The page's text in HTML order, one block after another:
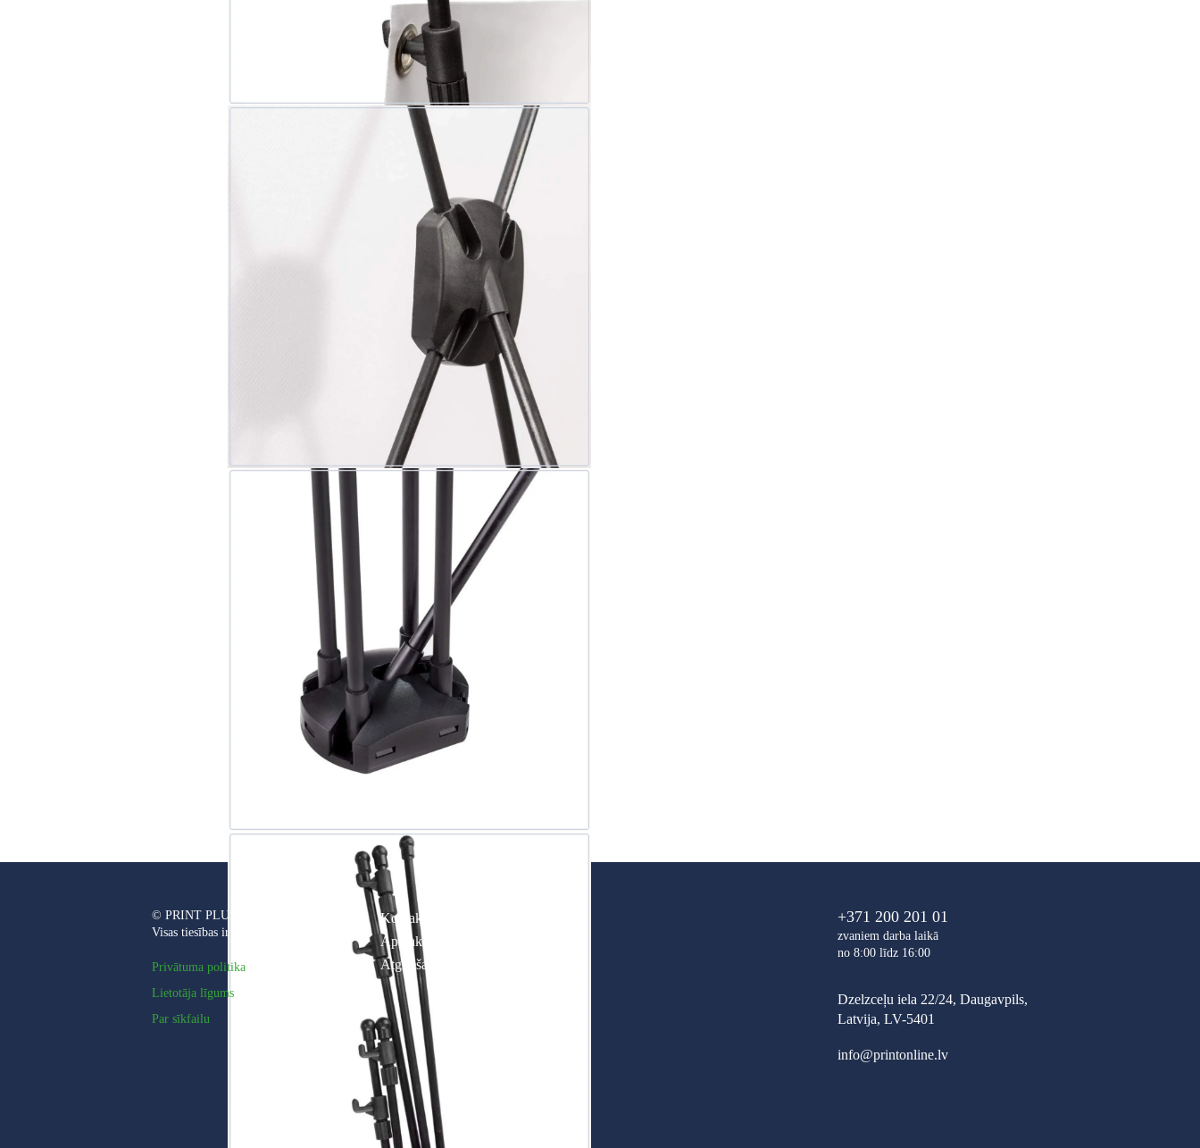
© PRINT PLUS, SIA, 2010-2026
Visas tiesības ir aizsargātas.
Privātuma politika
Lietotāja līgums
Par sīkfailu
Kontakti
Apmaksa un piegāde
Atgriešanas politika
+371 200 201 01
zvaniem darba laikā
no 8:00 līdz 16:00
Dzelzceļu iela 22/24, Daugavpils,
Latvija, LV-5401
info@printonline.lv